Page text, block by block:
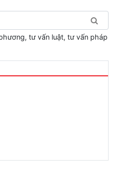
tư vấn luật, tư vấn pháp